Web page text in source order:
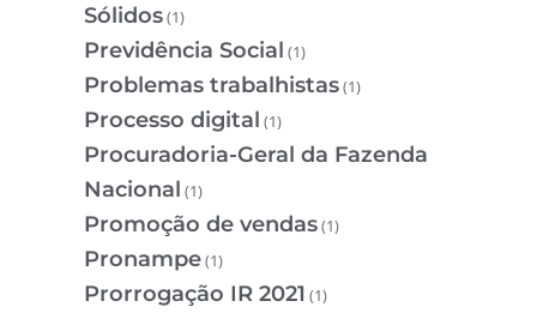
Sólidos(1)
Previdência Social (1)
Problemas trabalhistas(1)
Processo digital (1)
Procuradoria-Geral da Fazenda
Nacional (1)
Promoção de vendas(1)
Pronampe(1)
Prorrogação IR 2021 (1)